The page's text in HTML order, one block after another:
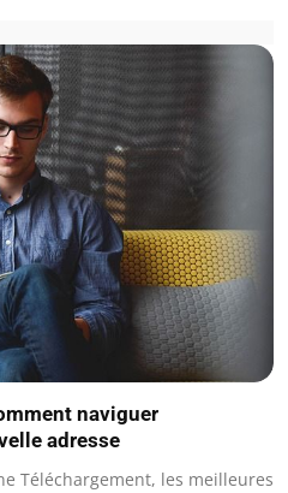
naviguer
adresse
Téléchargement, les meilleures